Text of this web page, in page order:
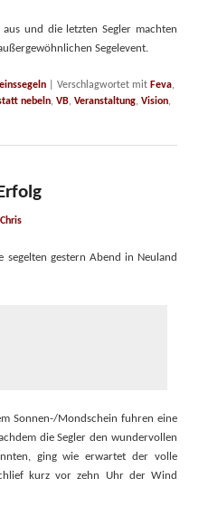
und die letzten Segler machten
Segelevent.
|Verschlagwortet mit Feva,
nebeln,VB,Veranstaltung,Vision,
Chris
segelten gestern Abend in Neuland
Sonnen-/Mondschein fuhren eine
die Segler den wundervollen
ging wie erwartet der volle
kurz vor zehn Uhr der Wind